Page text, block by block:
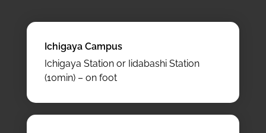
Ichigaya Campus
Ichigaya Station or Iidabashi Station
(10min) – on foot